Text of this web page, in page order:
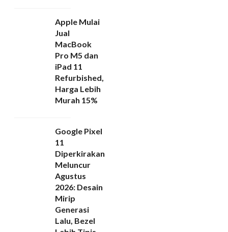
Apple Mulai
Jual
MacBook
Pro M5 dan
iPad 11
Refurbished,
Harga Lebih
Murah 15%
Google Pixel
11
Diperkirakan
Meluncur
Agustus
2026: Desain
Mirip
Generasi
Lalu, Bezel